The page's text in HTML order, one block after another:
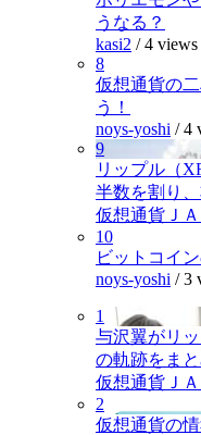
うなる？
kasi2 /4 views
8
仮想通貨の
う！
noys-yoshi /4
9
リップル（
半数を割り
仮想通貨Ｊ
10
ビットコイ
noys-yoshi /3
1
与沢翼がリ
の軌跡をまと
仮想通貨Ｊ
2
仮想通貨の